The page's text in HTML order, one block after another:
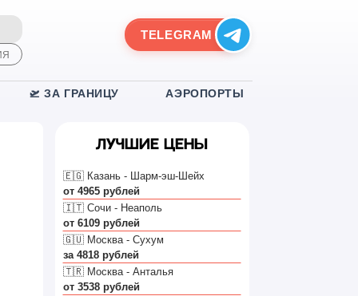
TELEGRAM
🛫 ЗА ГРАНИЦУ АЭРОПОРТЫ
Лучшие цены
🇪🇬 Казань - Шарм-эш-Шейх
от 4965 рублей
🇮🇹 Сочи - Неаполь
от 6109 рублей
🇬🇺 Москва - Сухум
за 4818 рублей
🇹🇷 Москва - Анталья
от 3538 рублей